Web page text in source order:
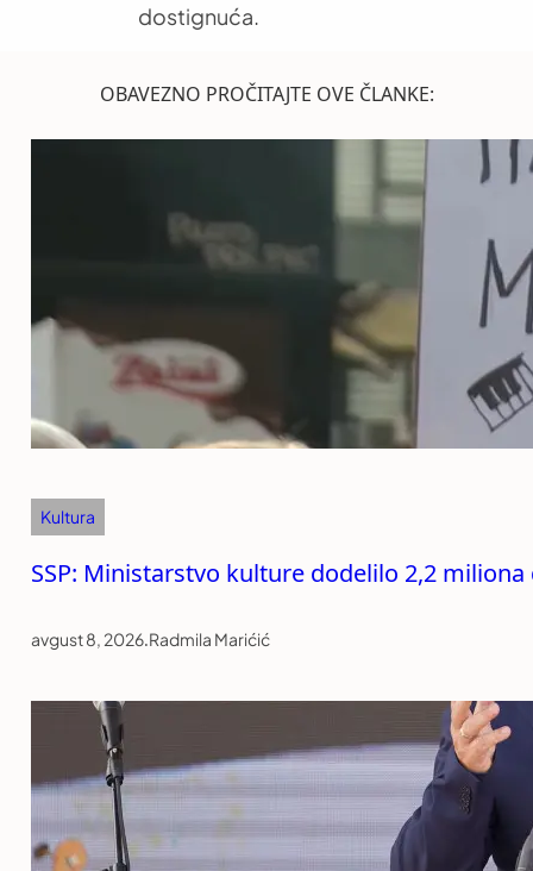
dostignuća.
OBAVEZNO PROČITAJTE OVE ČLANKE:
Kultura
SSP: Ministarstvo kulture dodelilo 2,2
avgust 8, 2026.Radmila Marićić